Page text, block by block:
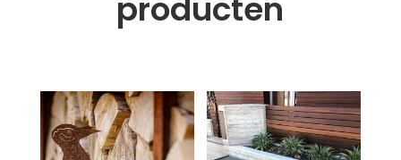
producten